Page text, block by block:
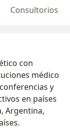
Consultorios
con
médico
y
en países
Argentina,